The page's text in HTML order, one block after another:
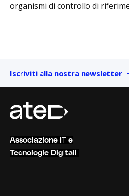
organismi di controllo di
Iscriviti alla nostra newsletter
Associazione IT e
Tecnologie Digitali